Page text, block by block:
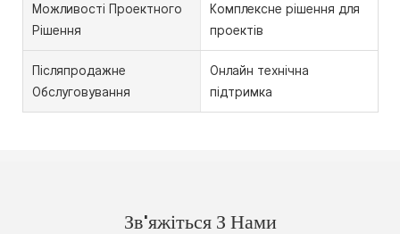
Можливості Проектного
Рішення
Комплексне рішення для
проектів
Післяпродажне
Обслуговування
Онлайн технічна
підтримка
Зв'яжіться З Нами